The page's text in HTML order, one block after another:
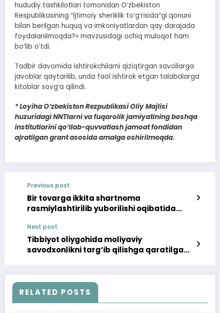
hududiy tashkilotlari tomonidan O‘zbekiston
Respublikasining “Ijtimoiy sheriklik to‘g‘risida”gi qonuni
bilan berilgan huquq va imkoniyatlardan qay darajada
foydalanilmoqda?» mavzusidagi ochiq muloqot ham
bo‘lib o‘tdi.
Tadbir davomida ishtirokchilarni qiziqtirgan savollarga
javoblar qaytarilib, unda faol ishtirok etgan talabalarga
kitoblar sovg‘a qilindi.
* Loyiha O‘zbekiston Rezpublikasi Oliy Majlisi
huzuridagi NNTlarni va fuqarolik jamiyatining boshqa
institutlarini qo‘llab-quvvatlash jamoat fondidan
ajratilgan grant asosida amalga oshirilmoqda.
Previous post
Bir tovarga ikkita shartnoma
rasmiylashtirilib yuborilishi oqibatida
Next post
Tibbiyot oliygohida moliyaviy
savodxonlikni targ‘ib qilishga qaratilgan
RELATED POSTS